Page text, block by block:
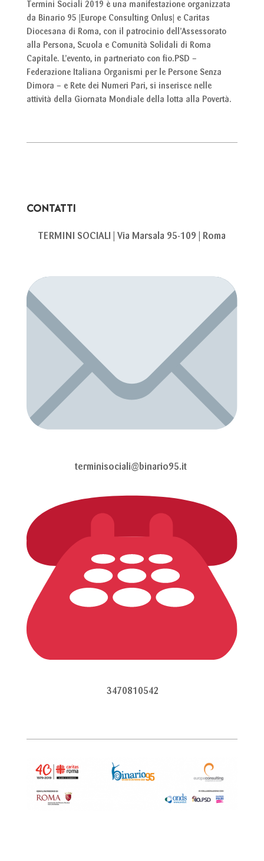
Termini Sociali 2019 è una manifestazione organizzata
da Binario 95 |Europe Consulting Onlus| e Caritas
Diocesana di Roma, con il patrocinio dell’Assessorato
alla Persona, Scuola e Comunità Solidali di Roma
Capitale. L’evento, in partneriato con fio.PSD –
Federazione Italiana Organismi per le Persone Senza
Dimora – e Rete dei Numeri Pari, si inserisce nelle
attività della Giornata Mondiale della lotta alla Povertà.
CONTATTI
TERMINI SOCIALI | Via Marsala 95-109 | Roma
terminisociali@binario95.it
3470810542